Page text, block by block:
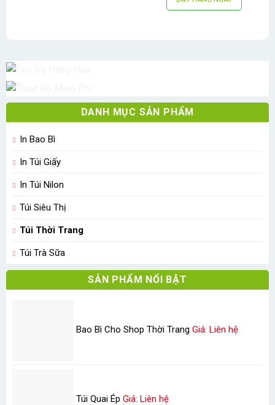
DANH MỤC SẢN PHẨM
In Bao Bì
In Túi Giấy
In Túi Nilon
Túi Siêu Thị
Túi Thời Trang
Túi Trà Sữa
SẢN PHẨM NỔI BẬT
Bao Bì Cho Shop Thời Trang Giá: Liên hệ
Túi Quai Ép Giá: Liên hệ